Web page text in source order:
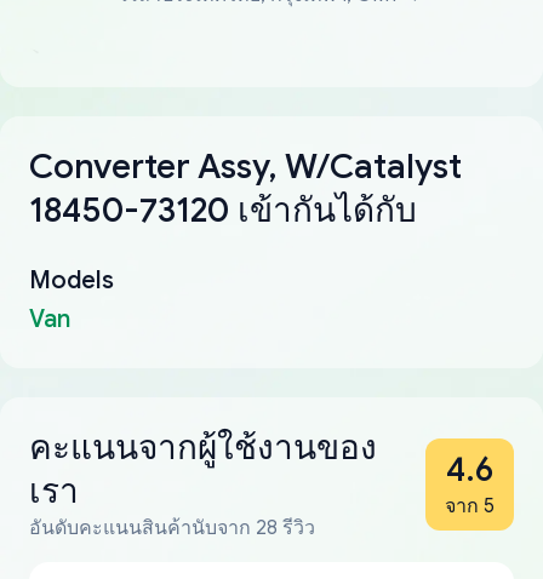
Converter Assy, W/Catalyst
18450-73120 เข้ากันได้กับ
Models
Van
คะแนนจากผู้ใช้งานของ
เรา
อันดับคะแนนสินค้านับจาก 28 รีวิว
4.6
จาก 5